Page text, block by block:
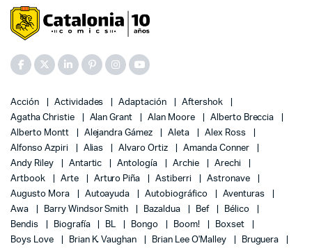
Acción Actividades Adaptación
Aftershok
Agatha Christie
Alan Grant Alan Moore
Alberto Breccia
Alberto Montt
Alejandra Gámez Aleta
Alex Ross
Alfonso Azpiri
Alias Alvaro Ortiz
Amanda Conner
Andy Riley
Antartic Antología Archie
Arechi
Artbook
Arte Arturo Piña Astiberri
Astronave
Augusto Mora
Autoayuda Autobiográfico
Aventuras
Awa
Barry Windsor Smith Bazaldua Bef
Bélico
Bendis
Biografía BL Bongo Boom!
Boxset
Boys Love
Brian K. Vaughan Brian Lee O'Malley
Bruguera